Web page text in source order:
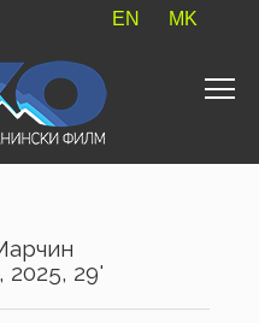
EN MK
29'